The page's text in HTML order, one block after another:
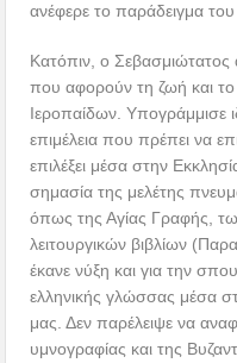
ανέφερε το παράδειγμα του
Κατόπιν, ο Σεβασμιώτατος
που αφορούν τη ζωή και
Ιεροπαίδων. Υπογράμμισε
επιμέλεια που πρέπει να
επιλέξει μέσα στην
σημασία της μελέτης
όπως της Αγίας Γραφής,
λειτουργικών βιβλίων
έκανε νύξη και για την
ελληνικής γλώσσας μέσα
μας. Δεν παρέλειψε να
υμνογραφίας και της